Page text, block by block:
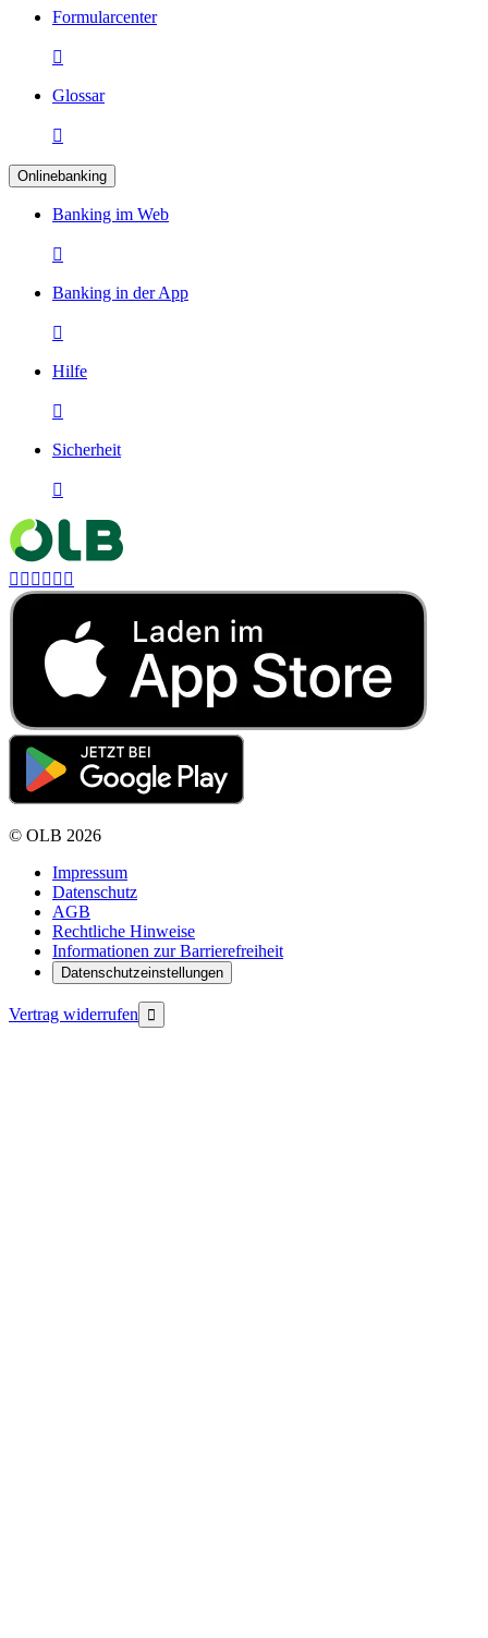
Formularcenter

Glossar

Onlinebanking
Banking im Web

Banking in der App

Hilfe

Sicherheit

     
© OLB 2026
Impressum
Datenschutz
AGB
Rechtliche Hinweise
Informationen zur Barrierefreiheit
Datenschutzeinstellungen
Vertrag widerrufen 